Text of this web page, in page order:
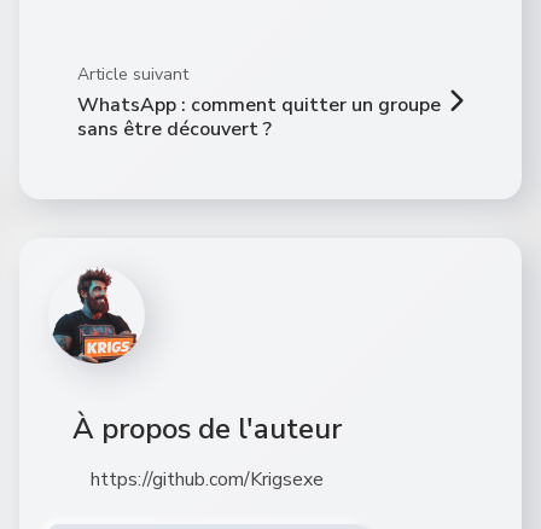
Article suivant
WhatsApp : comment quitter un groupe
sans être découvert ?
À propos de l'auteur
https://github.com/Krigsexe